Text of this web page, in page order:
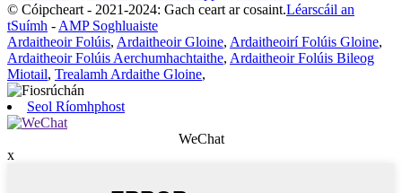
© Cóipcheart - 2021-2024: Gach ceart ar cosaint.Léarscáil an
tSuímh - AMP Soghluaiste
Ardaitheoir Folúis, Ardaitheoir Gloine, Ardaitheoirí Folúis Gloine,
Ardaitheoir Folúis Aerchumhachtaithe, Ardaitheoir Folúis Bileog
Miotail, Trealamh Ardaithe Gloine,
Seol Ríomhphost
WeChat
x